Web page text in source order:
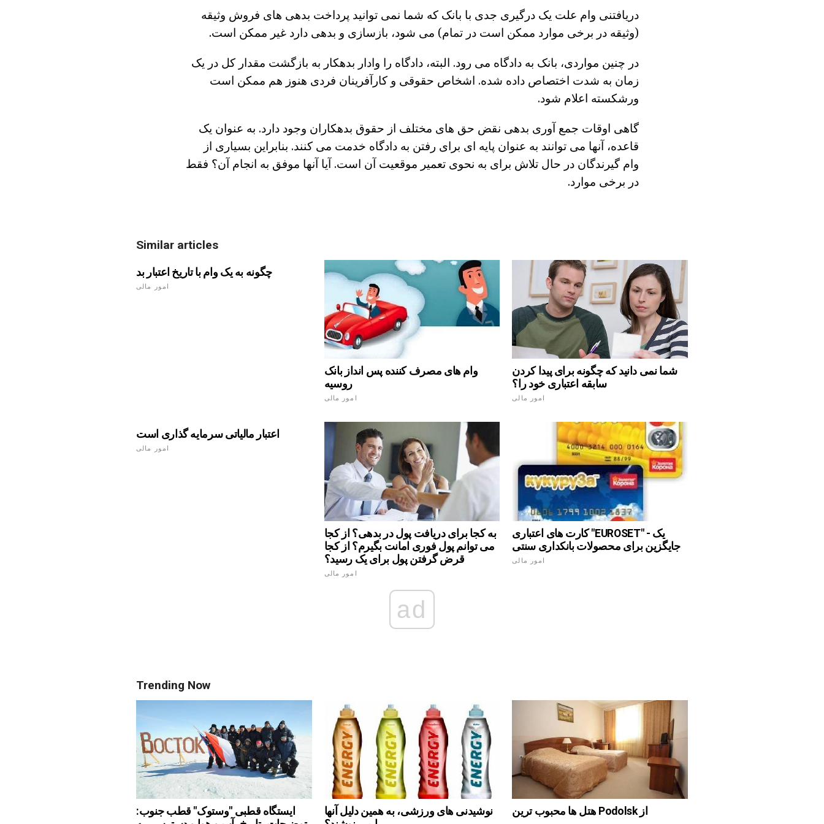
دریافتنی وام علت یک درگیری جدی با بانک که شما نمی توانید پرداخت بدهی های فروش وثیقه
(وثیقه در برخی موارد ممکن است در تمام) می شود، بازسازی و بدهی دارد غیر ممکن است.
در چنین مواردی، بانک به دادگاه می رود. البته، دادگاه را وادار بدهکار به بازگشت مقدار کل در یک
زمان به شدت اختصاص داده شده. اشخاص حقوقی و کارآفرینان فردی هنوز هم ممکن است
ورشکسته اعلام شود.
گاهی اوقات جمع آوری بدهی نقض حق های مختلف از حقوق بدهکاران وجود دارد. به عنوان یک
قاعده، آنها می توانند به عنوان پایه ای برای رفتن به دادگاه خدمت می کنند. بنابراین بسیاری از
وام گیرندگان در حال تلاش برای به نحوی تعمیر موقعیت آن است. آیا آنها موفق به انجام آن؟ فقط
در برخی موارد.
Similar articles
چگونه به یک وام با تاریخ اعتبار بد
امور مالی
وام های مصرف کننده پس انداز بانک
روسیه
امور مالی
شما نمی دانید که چگونه برای پیدا کردن
سابقه اعتباری خود را؟
امور مالی
اعتبار مالیاتی سرمایه گذاری است
امور مالی
به کجا برای دریافت پول در بدهی؟ از کجا
می توانم پول فوری امانت بگیرم؟ از کجا
قرض گرفتن پول برای یک رسید؟
امور مالی
کارت های اعتباری "EUROSET" - یک
جایگزین برای محصولات بانکداری سنتی
امور مالی
ad
Trending Now
ایستگاه قطبی "وستوک" قطب جنوب:
نوشیدنی های ورزشی، به همین دلیل آنها
هتل ها محبوب ترین Podolsk از